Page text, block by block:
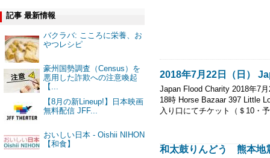
記事 最新情報
バクラバ: こころに栄養、お
やつレシピ
豪州国勢調査（Census）を
悪用した詐欺への注意喚起
【...
【8月の新Lineup!】日本映画
無料配信 JFF...
おいしい日本 - Oishii NIHON
【和食】
2018年7月22日（日）
Japan Flood Charity 2018年7
18時 Horse Bazaar 397 Little
入り口にてチケット（＄10・
和太鼓りんどう 熊本地